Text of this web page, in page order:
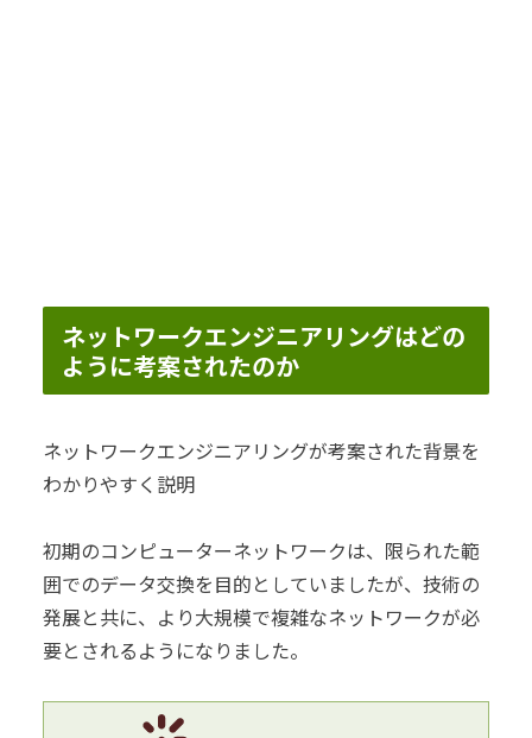
ネットワークエンジニアリングはどの
ように考案されたのか
ネットワークエンジニアリングが考案された背景を
わかりやすく説明
初期のコンピューターネットワークは、限られた範
囲でのデータ交換を目的としていましたが、技術の
発展と共に、より大規模で複雑なネットワークが必
要とされるようになりました。